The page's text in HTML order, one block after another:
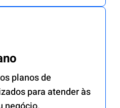
planos de
para atender às